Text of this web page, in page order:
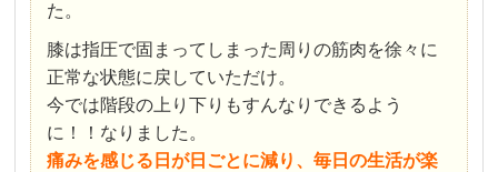
た。
膝は指圧で固まってしまった周りの筋肉を徐々に
正常な状態に戻していただけ。
今では階段の上り下りもすんなりできるよう
に！！なりました。
痛みを感じる日が日ごとに減り、毎日の生活が楽